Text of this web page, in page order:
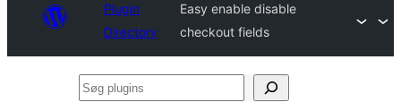
Plugin
Directory
Easy enable disable
checkout fields
Søg